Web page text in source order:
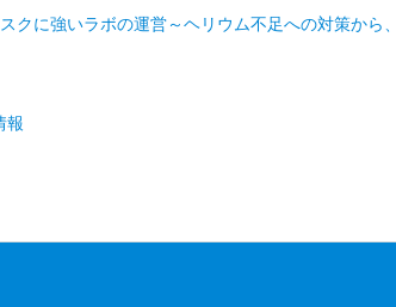
クに強いラボの運営～ヘリウム不足への対策から
報